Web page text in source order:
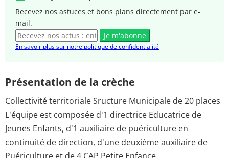
Recevez nos astuces et bons plans directement par e-
mail.
Je m'abonne
En savoir plus sur notre politique de confidentialité
Présentation de la crèche
Collectivité territoriale Sructure Municipale de 20 places
L'équipe est composée d'1 directrice Educatrice de
Jeunes Enfants, d'1 auxiliaire de puériculture en
continuité de direction, d'une deuxième auxiliaire de